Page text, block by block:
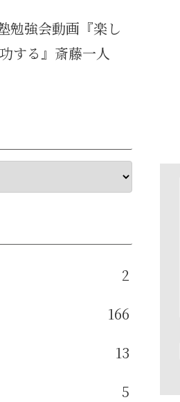
勉強会動画『楽し
する』斎藤一人
2
166
13
5